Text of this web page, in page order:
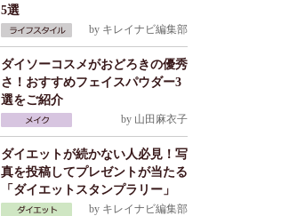
5選
by キレイナビ編集部
ダイソーコスメがおどろきの優秀
さ！おすすめフェイスパウダー3
選をご紹介
by 山田麻衣子
ダイエットが続かない人必見！写
真を投稿してプレゼントが当たる
「ダイエットスタンプラリー」
by キレイナビ編集部